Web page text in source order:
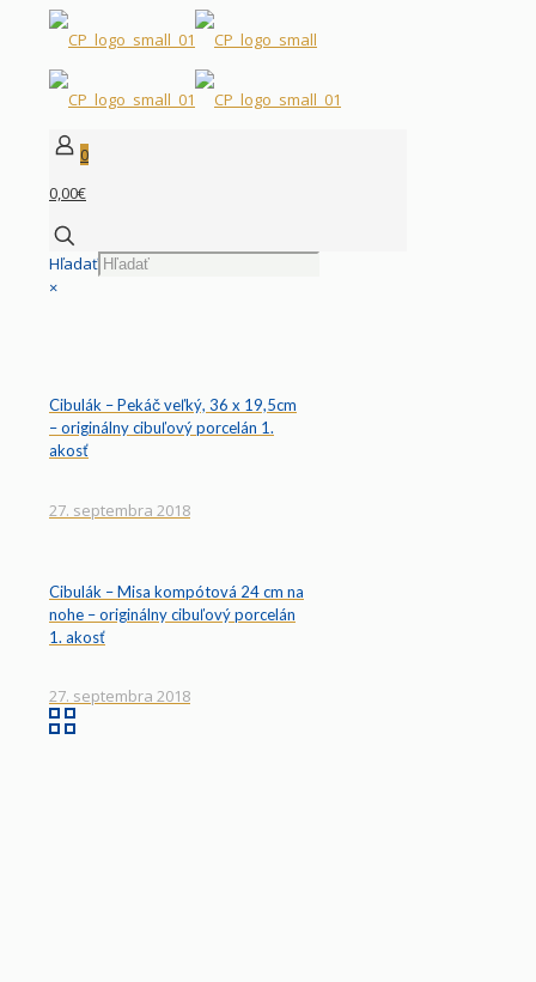
0
0,00€
Hľadať
×
Cibulák – Pekáč veľký, 36 x 19,5cm
– originálny cibuľový porcelán 1.
akosť
27. septembra 2018
Cibulák – Misa kompótová 24 cm na
nohe – originálny cibuľový porcelán
1. akosť
27. septembra 2018